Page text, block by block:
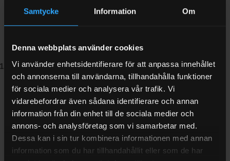
Samtycke Information Om
Denna webbplats använder cookies
Vi använder enhetsidentifierare för att anpassa innehållet
och annonserna till användarna, tillhandahålla funktioner
för sociala medier och analysera vår trafik. Vi
vidarebefordrar även sådana identifierare och annan
information från din enhet till de sociala medier och
annons- och analysföretag som vi samarbetar med.
Dessa kan i sin tur kombinera informationen med annan
information som du har tillhandahållit eller som de har
5
Pumpautomat diesel
Piusi B.Smart
Smarta Lösningar:
B.Smart-systemet från Piusi integrerar avancerad
teknik för att erbjuda smart bränslehantering.
Användare kan enkelt övervaka och hantera
bränslepåfyllningar via en mobilapp eller webbaserad
plattform. Detta ger realtidskontroll och överblick,
vilket bidrar till effektivare hantering​.